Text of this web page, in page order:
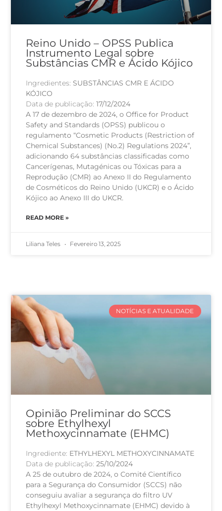
Reino Unido – OPSS Publica
Instrumento Legal sobre
Substâncias CMR e Ácido Kójico
Ingredientes: SUBSTÂNCIAS CMR E ÁCIDO
KÓJICO
Data de publicação:17/12/2024
A 17 de dezembro de 2024, o Office for Product
Safety and Standards (OPSS) publicou o
regulamento “Cosmetic Products (Restriction of
Chemical Substances) (No.2) Regulations 2024”,
adicionando 64 substâncias classificadas como
Cancerígenas, Mutagénicas ou Tóxicas para a
Reprodução (CMR) ao Anexo II do Regulamento
de Cosméticos do Reino Unido (UKCR) e o Ácido
Kójico ao Anexo III do UKCR.
READ MORE »
Liliana Teles Fevereiro 13, 2025
NOTÍCIAS E ATUALIDADE
Opinião Preliminar do SCCS
sobre Ethylhexyl
Methoxycinnamate (EHMC)
Ingrediente: ETHYLHEXYL METHOXYCINNAMATE
Data de publicação:25/10/2024
A 25 de outubro de 2024, o Comité Científico
para a Segurança do Consumidor (SCCS) não
conseguiu avaliar a segurança do filtro UV
Ethylhexyl Methoxycinnamate (EHMC) devido à